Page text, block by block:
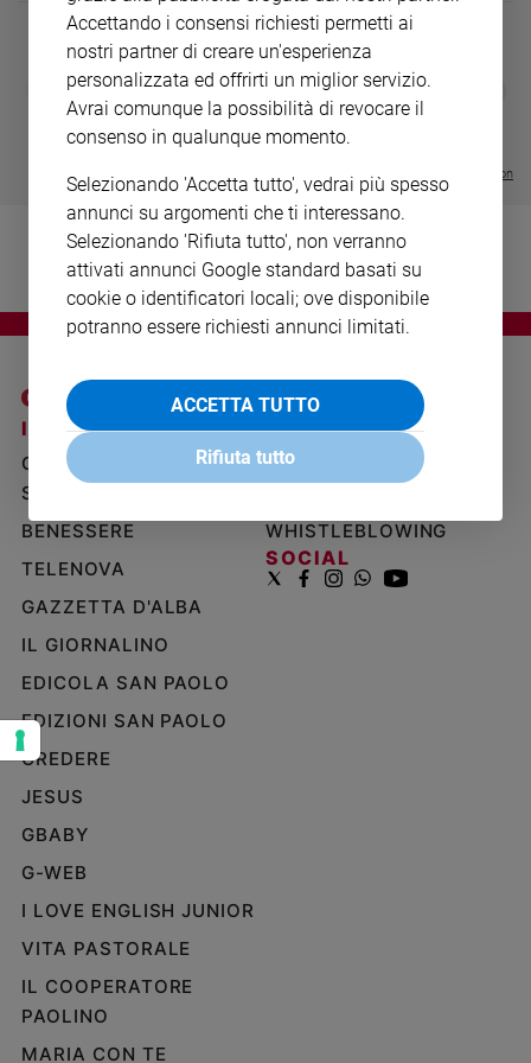
Ambiente
Volontariato
inclusione
Costume
e
spettacoli
Sanremo
Cinema,
Tv
streaming
Libri
Musica
Famiglia
educazione
Genitori
e
Nonni
Coppia
Scuola
LE GRANDI BASILICHE ITALIANE
€ 64,50
DIARIO G 2026-27
€ 8,90
- € 8,90
Visualizza tutte le collection
I SITI SAN PAOLO
GRUPPO EDITORIALE
SAN PAOLO
BENESSERE
TELENOVA
GAZZETTA D'ALBA
IL GIORNALINO
EDICOLA SAN PAOLO
EDIZIONI SAN PAOLO
CREDERE
JESUS
GBABY
G-WEB
I LOVE ENGLISH JUNIOR
VITA PASTORALE
IL COOPERATORE
PAOLINO
MARIA CON TE
NOTE LEGALI
PRIVACY POLICY
WHISTLEBLOWING
SOCIAL
Accettando i consensi richiesti permetti ai
nostri partner di creare un'esperienza
personalizzata ed offrirti un miglior servizio.
Avrai comunque la possibilità di revocare il
consenso in qualunque momento.
Selezionando 'Accetta tutto', vedrai più spesso
annunci su argomenti che ti interessano.
Selezionando 'Rifiuta tutto', non verranno
attivati annunci Google standard basati su
cookie o identificatori locali; ove disponibile
potranno essere richiesti annunci limitati.
ACCETTA TUTTO
Rifiuta tutto